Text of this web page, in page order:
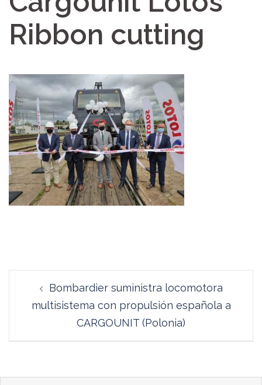
Ribbon cutting
entradas
Bombardier suministra locomotora
multisistema con propulsión española a
CARGOUNIT (Polonia)